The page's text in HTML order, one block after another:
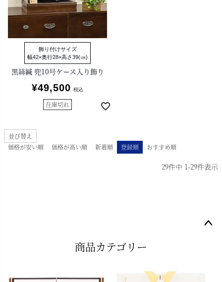
飾り付けサイズ
幅42×奥行28×高さ39(㎝)
黒絲縅 兜10号ケース入り飾り
¥49,500 税込
在庫切れ
並び替え
価格が安い順
価格が高い順 新着順 登録順 おすすめ順
29件中 1-29件表示
商品カテゴリー